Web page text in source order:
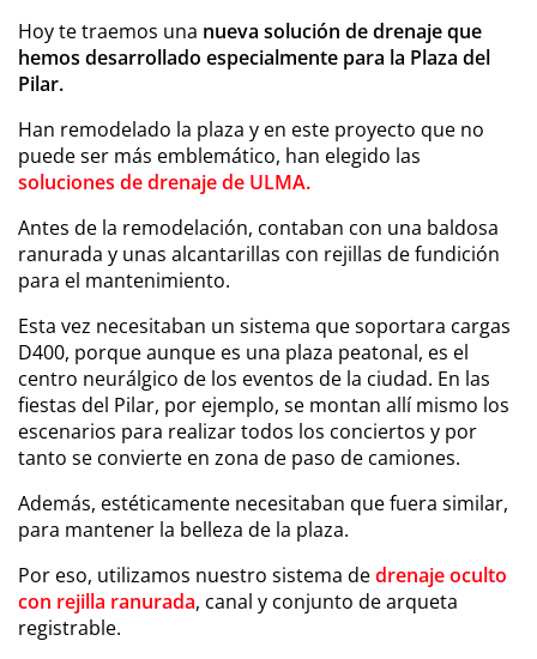
Hoy te traemos una nueva solución de drenaje que
hemos desarrollado especialmente para la Plaza del
Pilar.
Han remodelado la plaza y en este proyecto que no
puede ser más emblemático, han elegido las
soluciones de drenaje de ULMA.
Antes de la remodelación, contaban con una baldosa
ranurada y unas alcantarillas con rejillas de fundición
para el mantenimiento.
Esta vez necesitaban un sistema que soportara cargas
D400, porque aunque es una plaza peatonal, es el
centro neurálgico de los eventos de la ciudad. En las
fiestas del Pilar, por ejemplo, se montan allí mismo los
escenarios para realizar todos los conciertos y por
tanto se convierte en zona de paso de camiones.
Además, estéticamente necesitaban que fuera similar,
para mantener la belleza de la plaza.
Por eso, utilizamos nuestro sistema dedrenaje oculto
con rejilla ranurada, canal y conjunto de arqueta
registrable.